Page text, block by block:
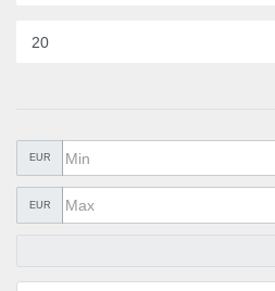
LIJMEN EN AFDICHTEN
BESCHERMING
EUR
EUR